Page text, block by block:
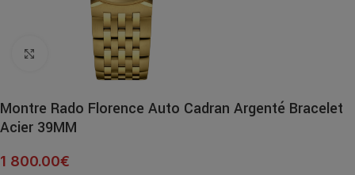
Click to enlarge
Montre Rado Florence Auto Cadran Argenté Bracelet
Acier 39MM
1 800.00€